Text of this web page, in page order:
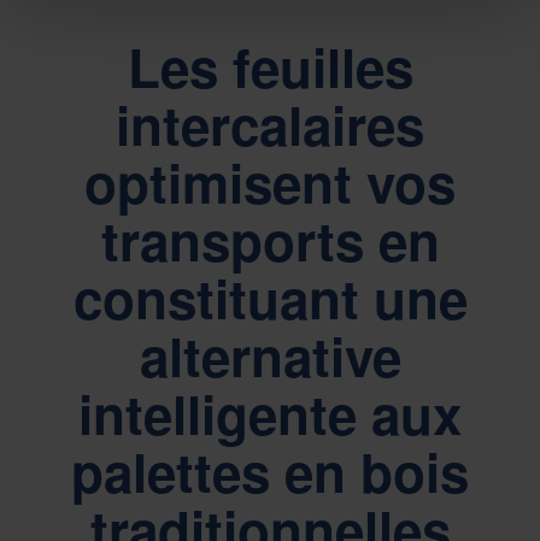
Les feuilles
intercalaires
optimisent vos
transports en
constituant une
alternative
intelligente aux
palettes en bois